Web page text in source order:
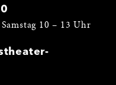
10 – 13 Uhr